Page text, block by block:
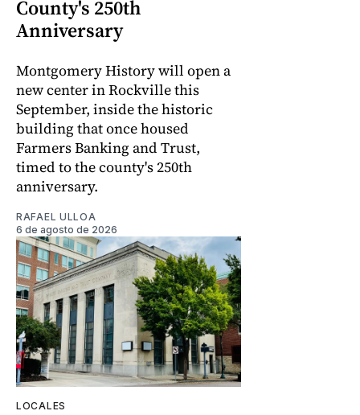
County's 250th
Anniversary
Montgomery History will open a
new center in Rockville this
September, inside the historic
building that once housed
Farmers Banking and Trust,
timed to the county's 250th
anniversary.
RAFAEL ULLOA
6 de agosto de 2026
LOCALES